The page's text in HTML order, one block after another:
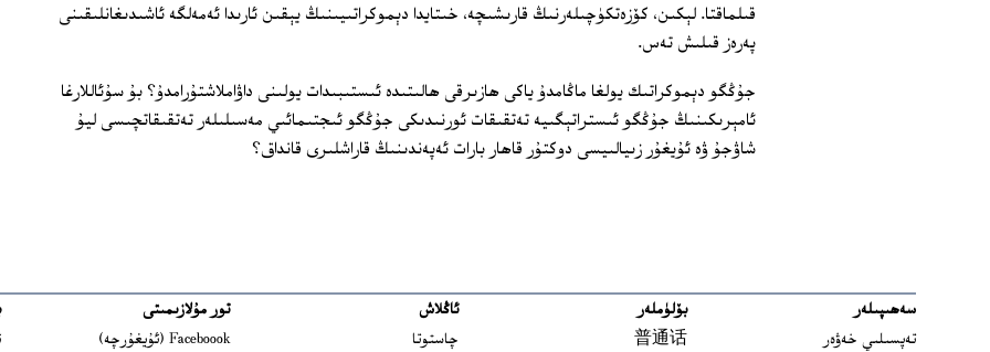
قىلماقتا. لېكىن، كۆزەتكۈچىلەرنىڭ قارىشىچە، خىتايدا دېموكراتىيىنىڭ يېقىن ئارىدا ئەمەلگە ئاشىدىغانلىقىنى
پەرەز قىلىش تەس.
جۇڭگو دېموكراتىك يولغا ماڭامدۇ ياكى ھازىرقى ھالىتىدە ئىستىبىدات يولىنى داۋاملاشتۇرامدۇ؟ بۇ سۇئاللارغا
ئامېرىكىنىڭ جۇڭگو ئىستراتېگىيە تەتقىقات ئورنىدىكى جۇڭگو ئىجتىمائىي مەسىلىلەر تەتقىقاتچىسى ليۇ
شاۋجۇ ۋە ئۇيغۇر زىيالىيسى دوكتۇر قاھار بارات ئەپەندىنىڭ قاراشلىرى قانداق؟
سەھىپىلەر
تەپسىلىي خەۋەر
بۆلۈملەر
普通话
ئاڭلاش
چاستوتا
تور مۇلازىمىتى
Faceboook (ئۇيغۇرچە)
in new window